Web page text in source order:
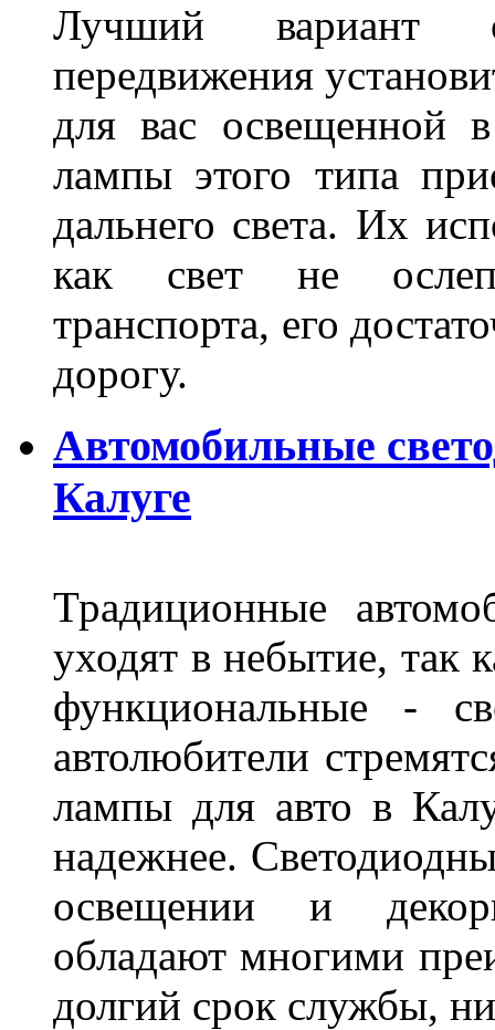
Лучший вариант
передвижения
для вас освещенной
лампы этого типа
дальнего света. Их
как свет не
транспорта, его
дорогу.
Автомобильные
Калуге
Традиционные
уходят в небытие, так
функциональные -
автолюбители
лампы для авто в
надежнее.
освещении и
обладают многими
долгий срок службы,